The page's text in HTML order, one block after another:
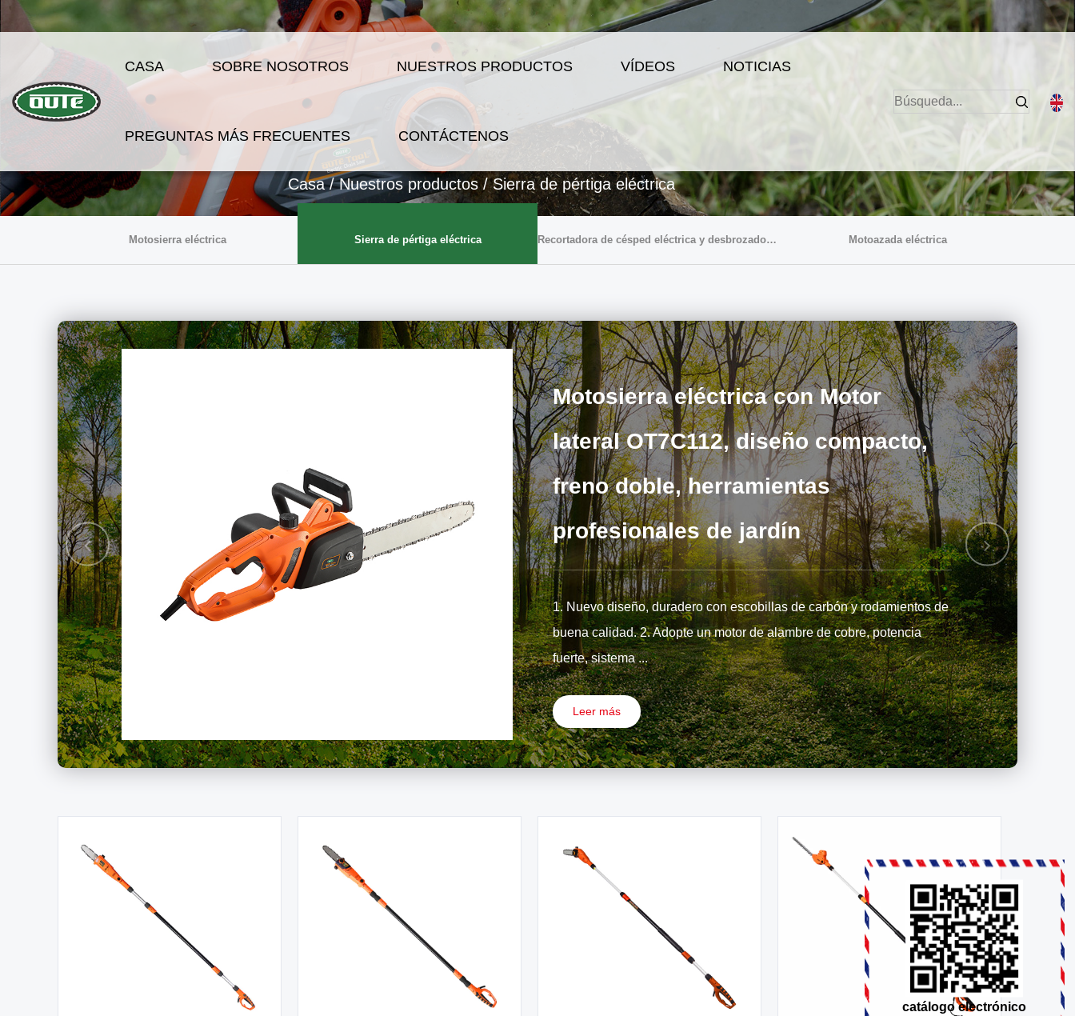
CASA SOBRE NOSOTROS NUESTROS PRODUCTOS VÍDEOS NOTICIAS
PREGUNTAS MÁS FRECUENTES CONTÁCTENOS
Casa/Nuestros productos/Sierra de pértiga eléctrica
Motosierra eléctrica Sierra de pértiga eléctrica Recortadora de césped eléctrica y desbrozadora eléctrica Motoazada eléctrica
Previous
para
potencia
rápido sin
Motosierra eléctrica con Motor
lateral OT7C112, diseño compacto,
freno doble, herramientas
profesionales de jardín
1. Nuevo diseño, duradero con escobillas de carbón y rodamientos de
buena calidad. 2. Adopte un motor de alambre de cobre, potencia
fuerte, sistema ...
Leer más
Next
catálogo electrónico